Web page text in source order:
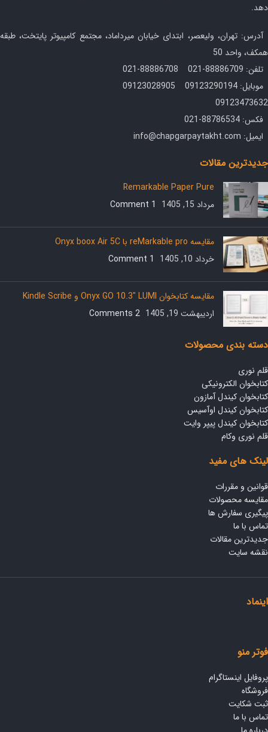
دهد.
آدرس: تهران، ولیعصر، ابتدای خیابان میرداماد، مجتمع کامپیوتر پایتخت، طبقه
همکف، واحد 50
تلفن: 88886709-021 88886708-021
موبایل: 09123290194 09123028905
09123473632
فکس: 88786534-021
ایمیل: info@chapgarpaytakht.com
جدیدترین مقالات
Remarkable Paper Pure
مرداد 15, 1405
1 Comment
مقایسه reMarkable pro با Onyx boox Air 5C
خرداد 10, 1405
1 Comment
مقایسه کتابخوان Onyx GO 10.3″ LUMI و Kindle Scribe
اردیبهشت 19, 1405
2 Comments
دسته بندی محصولات
قلم نوری
کتابخوان الکترونیکی
کتابخوان کیندل آمازون
کتابخوان کیندل اوآسیس
کتابخوان کیندل پیپر وایت
قلم نوری وکام
لینک های مفید
قوانین و مقررات
مقایسه محصولات
پیگیری سفارش ها
تماس با ما
جدیدترین مقالات
نقشه سایت
اینماد
فوتر منو
پروفایل اینستاگرام
فروشگاه
ثبت شکایت
تماس با ما